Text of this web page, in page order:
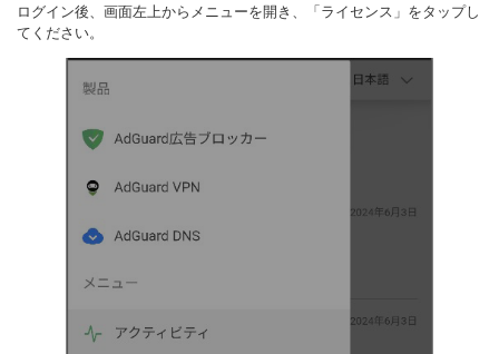
ログイン後、画面左上からメニューを開き、「ライセンス」をタップし
てください。